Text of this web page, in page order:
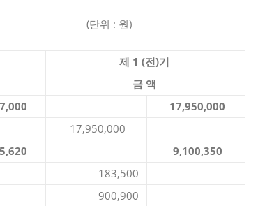
)
제 1 (전)기
금 액
17,950,000
17,950,000
9,100,350
183,500
900,900